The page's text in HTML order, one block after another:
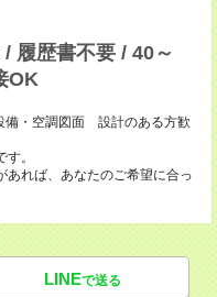
履歴書不要 / 40～
OK
・空調図面 設計のある方歓
。
あれば、あなたのご希望に合っ
LINEで送る